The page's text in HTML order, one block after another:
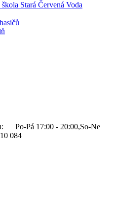
Stará Červená Voda
Po-Pá 17:00 - 20:00,So-Ne
084